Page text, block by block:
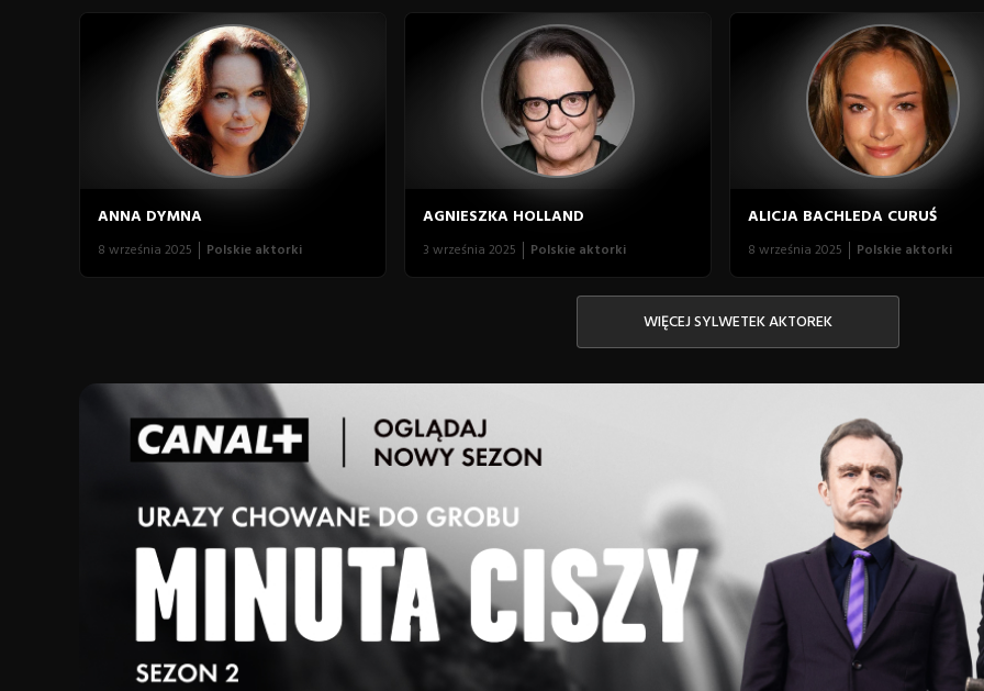
ANNA DYMNA
8 września 2025 Polskie aktorki
AGNIESZKA HOLLAND
3 września 2025 Polskie aktorki
ALICJA BACHLEDA CURUŚ
8 września 2025 Polskie aktorki
WIĘCEJ SYLWETEK AKTOREK